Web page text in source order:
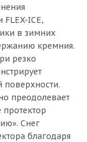
ICE,
в зимних
кремния.
резко
поверхности.
преодолевает
протектор
Снег
благодаря